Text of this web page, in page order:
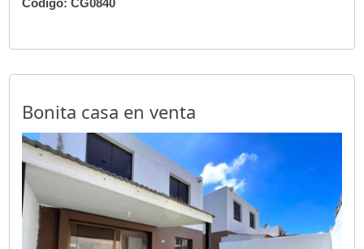
Código: CG0840
Bonita casa en venta